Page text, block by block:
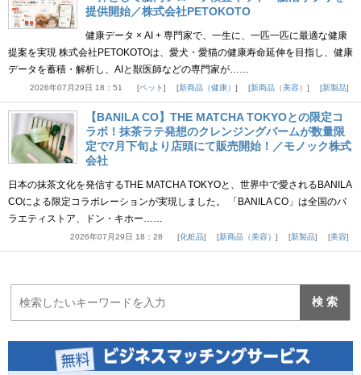
提供開始／株式会社PETOKOTO
健康データ × AI + 専門家で、一生に、一匹一匹に最適な健康
提案を実現 株式会社PETOKOTOは、愛犬・愛猫の健康寿命延伸を目指し、健康
データを蓄積・解析し、AIと獣医師などの専門家が……
2026年07月29日 18：51 ペット 新商品（健康） 新商品（美容） 新製品
【BANILA CO】THE MATCHA TOKYOとの限定コ
ラボ！抹茶ラテ発想のクレンジングバームが数量限
定で7月下旬より店頭にて販売開始！／モノック株式
会社
日本の抹茶文化を発信するTHE MATCHA TOKYOと、世界中で愛されるBANILA
COによる限定コラボレーションが実現しました。 「BANILA CO」は全国のバ
ラエティストア、ドン・キホー……
2026年07月29日 18：28 化粧品 新商品（美容） 新製品 美容